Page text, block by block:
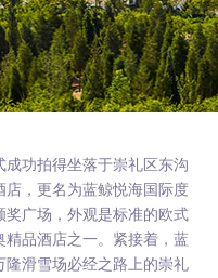
功拍得坐落于崇礼区东沟
店，更名为蓝鲸悦海国际度
广场，外观是标准的欧式
品酒店之一。紧接着，蓝
滑雪场必经之路上的崇礼